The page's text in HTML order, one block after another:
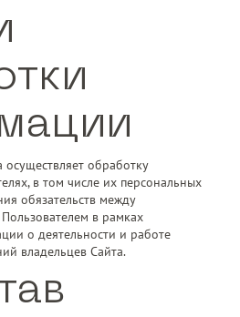
обработку
в том числе их персональных
обязательств между
в рамках
о деятельности и работе
владельцев Сайта.